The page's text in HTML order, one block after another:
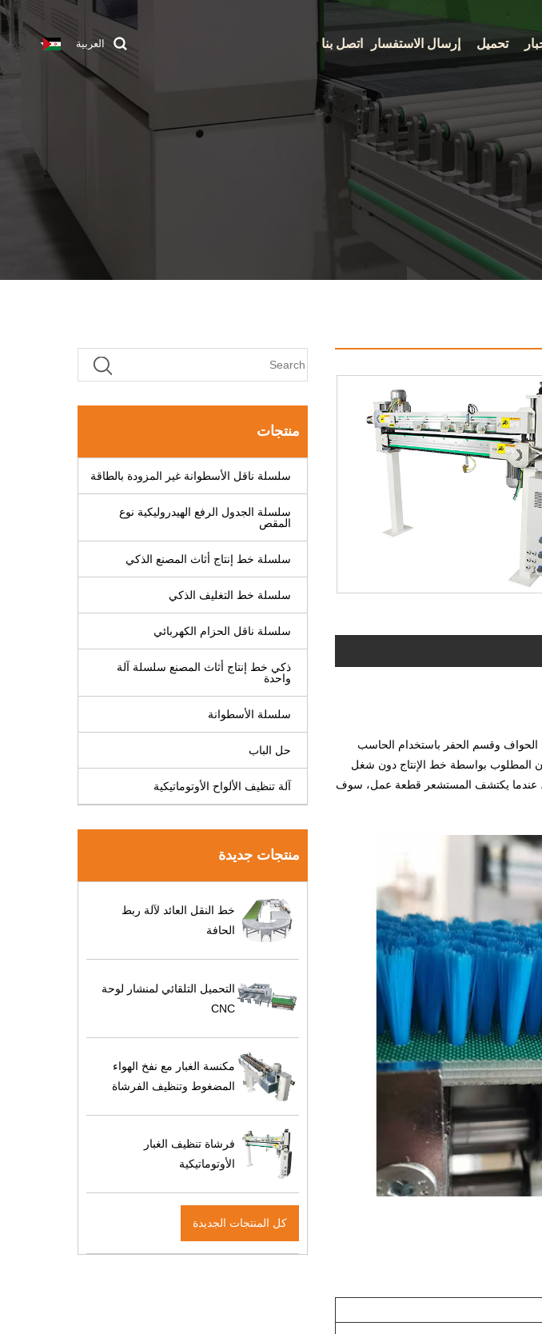
تحميل إرسال الاستفسار اتصل بنا العربية
منتجات
سلسلة ناقل الأسطوانة غير المزودة بالطاقة
سلسلة الجدول الرفع الهيدروليكية نوع
المقص
سلسلة خط إنتاج أثاث المصنع الذكي
سلسلة خط التغليف الذكي
سلسلة ناقل الحزام الكهربائي
ذكي خط إنتاج أثاث المصنع سلسلة آلة
واحدة
سلسلة الأسطوانة
حل الباب
آلة تنظيف الألواح الأوتوماتيكية
منتجات جديدة
خط النقل العائد لآلة ربط
الحافة
التحميل التلقائي لمنشار لوحة
CNC
مكنسة الغبار مع نفخ الهواء
المضغوط وتنظيف الفرشاة
فرشاة تنظيف الغبار
الأوتوماتيكية
كل المنتجات الجديدة
الحواف وقسم الحفر باستخدام الحاسب
المطلوب بواسطة خط الإنتاج دون شغل
عندما يكتشف المستشعر قطعة عمل، سوف